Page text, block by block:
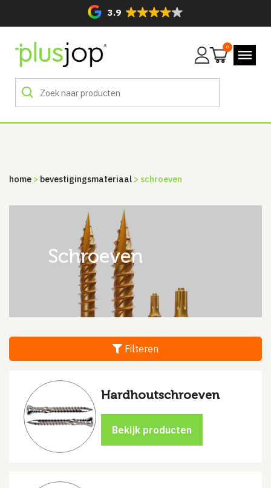
3.9
Mijn
0
home > bevestigingsmateriaal > schroeven
schroeven
Filteren
Hardhoutschroeven